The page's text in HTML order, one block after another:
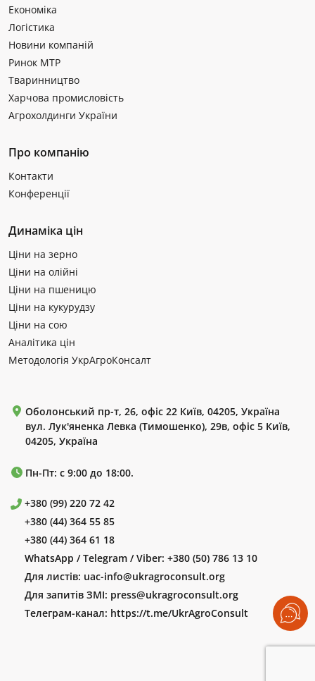
Економіка
Логістика
Новини компаній
Ринок МТР
Тваринництво
Харчова промисловість
Агрохолдинги України
Про компанію
Контакти
Конференції
Динаміка цін
Ціни на зерно
Ціни на олійні
Ціни на пшеницю
Ціни на кукурудзу
Ціни на сою
Аналітика цін
Методологія УкрАгроКонсалт
Оболонський пр-т, 26, офіс 22 Київ, 04205, Україна
вул. Лук'яненка Левка (Тимошенко), 29в, офіс 5 Київ,
04205, Україна
Пн-Пт: с 9:00 до 18:00.
+380 (99) 220 72 42
+380 (44) 364 55 85
+380 (44) 364 61 18
WhatsApp / Telegram / Viber: +380 (50) 786 13 10
Для листів: uac-info@ukragroconsult.org
Для запитів ЗМІ: press@ukragroconsult.org
Телеграм-канал: https://t.me/UkrAgroConsult